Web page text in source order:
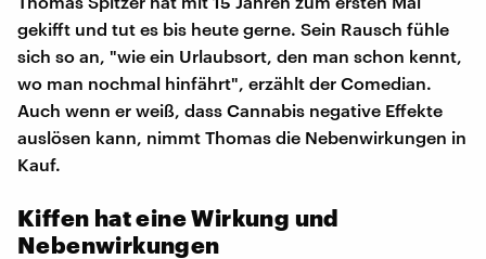
gekifft und tut es bis heute gerne. Sein Rausch fühle
sich so an, "wie ein Urlaubsort, den man schon kennt,
wo man nochmal hinfährt", erzählt der Comedian.
Auch wenn er weiß, dass Cannabis negative Effekte
auslösen kann, nimmt Thomas die Nebenwirkungen in
Kauf.
Kiffen hat eine Wirkung und
Nebenwirkungen